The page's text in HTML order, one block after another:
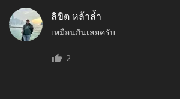
ลิขิต หล้าล้ำ
เหมือนกันเลยครับ
2